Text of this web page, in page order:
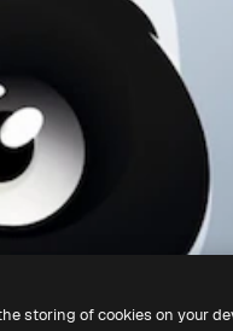
storing of cookies on your